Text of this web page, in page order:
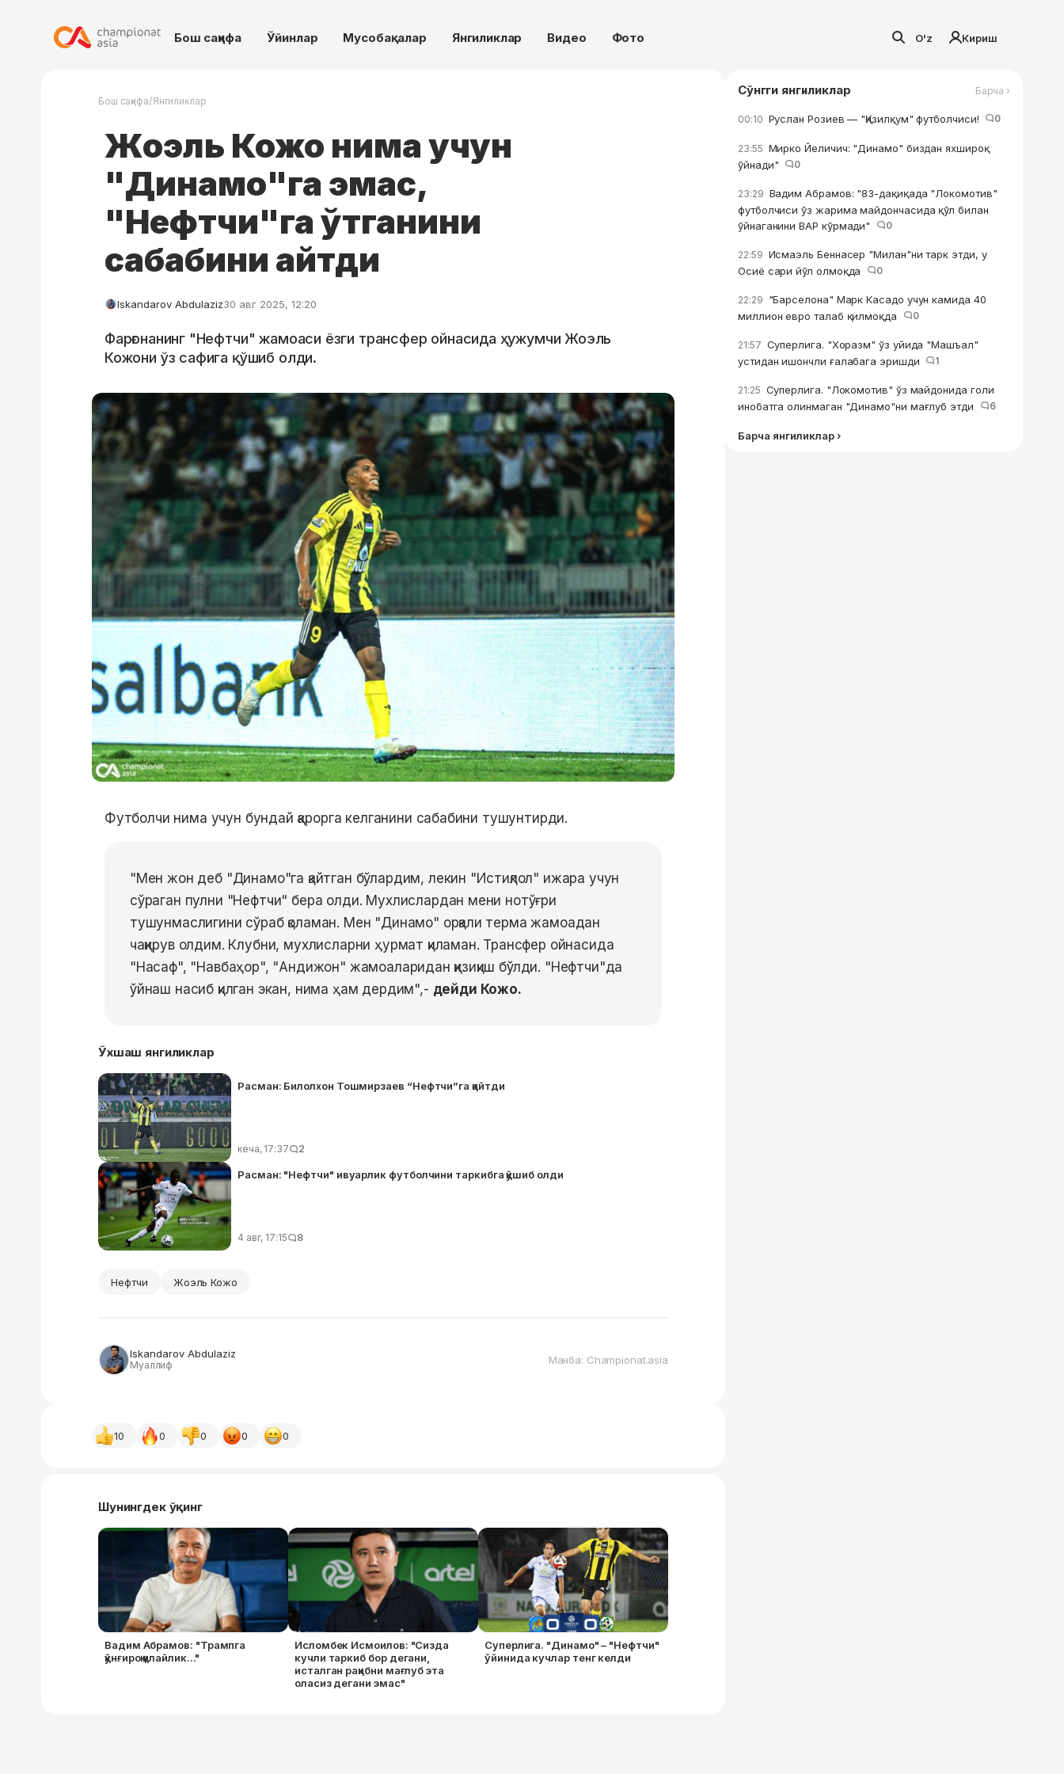
Бош саҳифа Ўйинлар Мусобақалар Янгиликлар Видео Фото O'z Кириш
Бош саҳифа/Янгиликлар
Жоэль Кожо нима учун
"Динамо"га эмас,
"Нефтчи"га ўтганини
сабабини айтди
Iskandarov Abdulaziz30 авг 2025, 12:20
Фарғонанинг "Нефтчи" жамоаси ёзги трансфер ойнасида ҳужумчи Жоэль
Кожони ўз сафига қўшиб олди.
Футболчи нима учун бундай қарорга келганини сабабини тушунтирди.
"Мен жон деб "Динамо"га қайтган бўлардим, лекин "Истиқлол" ижара учун
сўраган пулни "Нефтчи" бера олди. Мухлислардан мени нотўғри
тушунмаслигини сўраб қоламан. Мен "Динамо" орқали терма жамоадан
чақирув олдим. Клубни, мухлисларни ҳурмат қиламан. Трансфер ойнасида
"Насаф", "Навбаҳор", "Андижон" жамоаларидан қизиқиш бўлди. "Нефтчи"да
ўйнаш насиб қилган экан, нима ҳам дердим",- дейди Кожо.
Ўхшаш янгиликлар
Расман: Билолхон Тошмирзаев “Нефтчи”га қайтди
кеча, 17:37 2
Расман: "Нефтчи" ивуарлик футболчини таркибга қўшиб олди
4 авг, 17:15 8
Нефтчи Жоэль Кожо
Iskandarov Abdulaziz
Муаллиф Манба: Championat.asia
10 0 0 0 0
Шунингдек ўқинг
Вадим Абрамов: "Трампга
қўнғироқ қилайлик..."
Исломбек Исмоилов: "Сизда
кучли таркиб бор дегани,
исталган рақибни мағлуб эта
оласиз дегани эмас"
Суперлига. "Динамо" – "Нефтчи"
ўйинида кучлар тенг келди
Сўнгги янгиликлар Барча ›
00:10 Руслан Розиев — "Қизилқум" футболчиси! 0
23:55 Мирко Йеличич: "Динамо" биздан яхшироқ
ўйнади"
0
23:29 Вадим Абрамов: "83-дақиқада "Локомотив"
футболчиси ўз жарима майдончасида қўл билан
ўйнаганини ВАР кўрмади"
0
22:59 Исмаэль Беннасер "Милан"ни тарк этди, у
Осиё сари йўл олмоқда
0
22:29 "Барселона" Марк Касадо учун камида 40
миллион евро талаб қилмоқда
0
21:57 Суперлига. "Хоразм" ўз уйида "Машъал"
устидан ишончли ғалабага эришди
1
21:25 Суперлига. "Локомотив" ўз майдонида голи
инобатга олинмаган "Динамо"ни мағлуб этди
6
Барча янгиликлар ›